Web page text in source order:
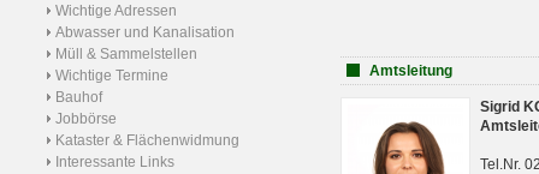
Wichtige Adressen
Abwasser und Kanalisation
Müll & Sammelstellen
Wichtige Termine
Bauhof
Jobbörse
Kataster & Flächenwidmung
Interessante Links
Amtsleitung
Sigrid
Tel.Nr.